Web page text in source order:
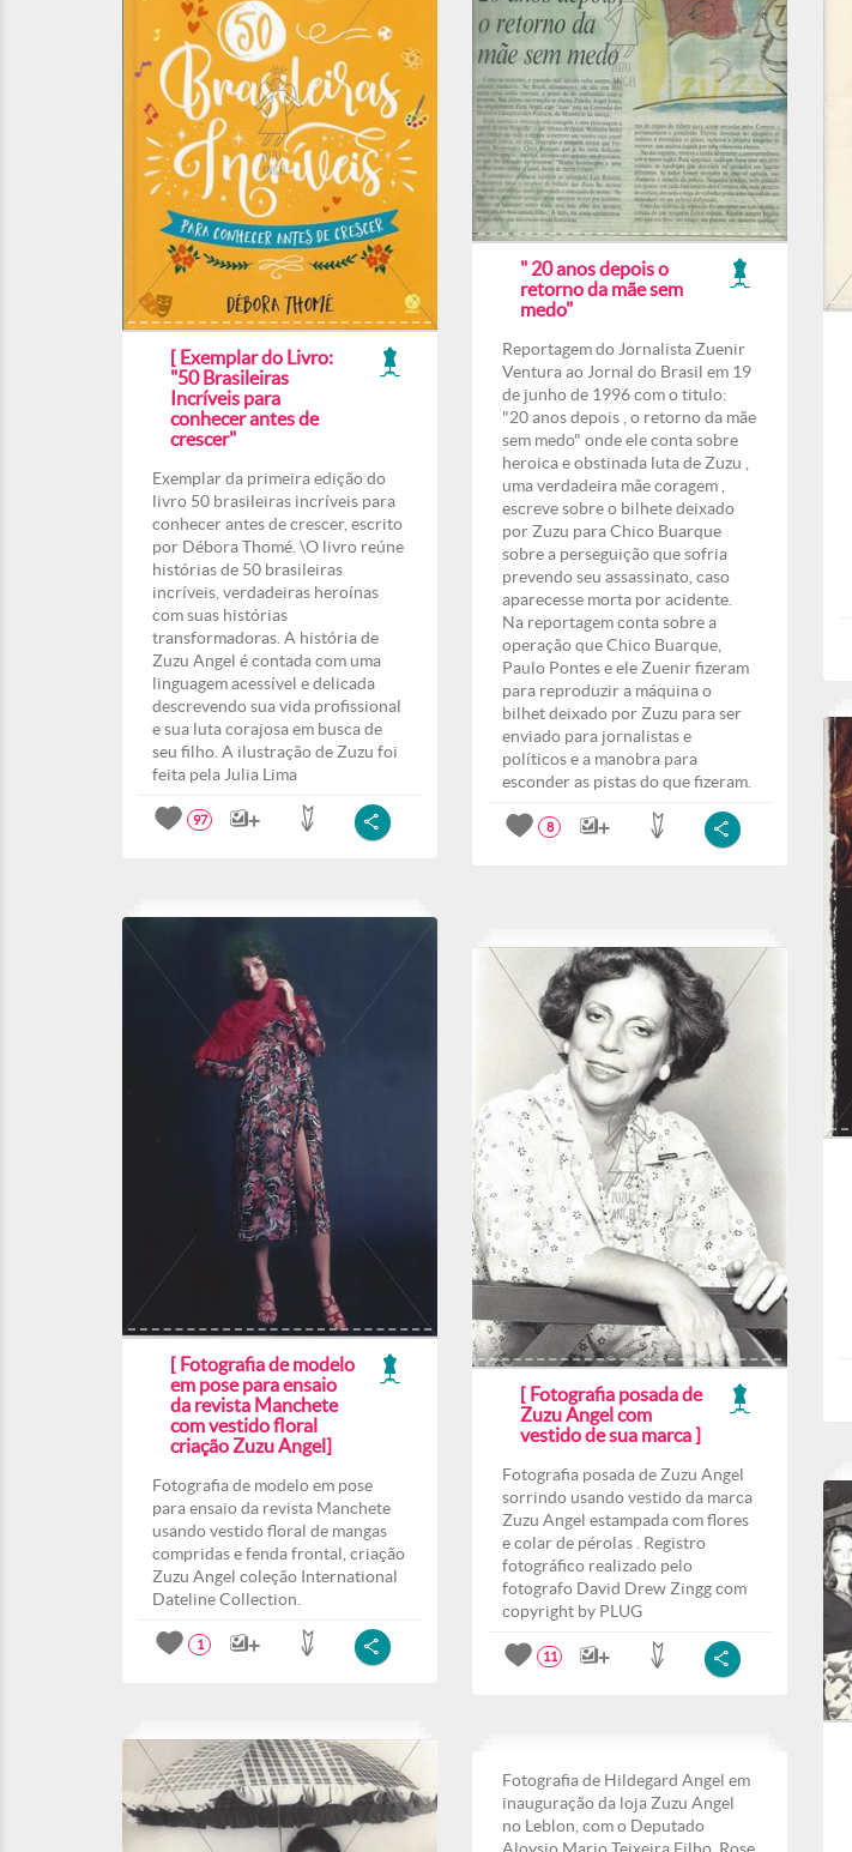
" 20 anos depois o
retorno da mãe sem
medo"
Reportagem do Jornalista Zuenir
Ventura ao Jornal do Brasil em 19
de junho de 1996 com o titulo:
"20 anos depois , o retorno da mãe
sem medo" onde ele conta sobre
heroica e obstinada luta de Zuzu ,
uma verdadeira mãe coragem ,
escreve sobre o bilhete deixado
por Zuzu para Chico Buarque
sobre a perseguição que sofria
prevendo seu assassinato, caso
aparecesse morta por acidente.
Na reportagem conta sobre a
operação que Chico Buarque,
Paulo Pontes e ele Zuenir fizeram
para reproduzir a máquina o
bilhet deixado por Zuzu para ser
enviado para jornalistas e
políticos e a manobra para
esconder as pistas do que fizeram.
8
[ Exemplar do Livro:
"50 Brasileiras
Incríveis para
conhecer antes de
crescer"
Exemplar da primeira edição do
livro 50 brasileiras incríveis para
conhecer antes de crescer, escrito
por Débora Thomé. \O livro reúne
histórias de 50 brasileiras
incríveis, verdadeiras heroínas
com suas histórias
transformadoras. A história de
Zuzu Angel é contada com uma
linguagem acessível e delicada
descrevendo sua vida profissional
e sua luta corajosa em busca de
seu filho. A ilustração de Zuzu foi
feita pela Julia Lima
97
[ Fotografia de modelo
em pose para ensaio
da revista Manchete
com vestido floral
criação Zuzu Angel]
Fotografia de modelo em pose
para ensaio da revista Manchete
usando vestido floral de mangas
compridas e fenda frontal, criação
Zuzu Angel coleção International
Dateline Collection.
1
[ Fotografia posada de
Zuzu Angel com
vestido de sua marca ]
Fotografia posada de Zuzu Angel
sorrindo usando vestido da marca
Zuzu Angel estampada com flores
e colar de pérolas . Registro
fotográfico realizado pelo
fotografo David Drew Zingg com
copyright by PLUG
11
Fotografia de Hildegard Angel em
inauguração da loja Zuzu Angel
no Leblon, com o Deputado